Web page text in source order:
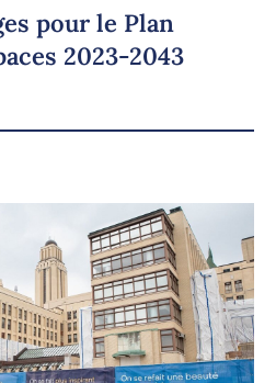
pour le Plan
2023-2043